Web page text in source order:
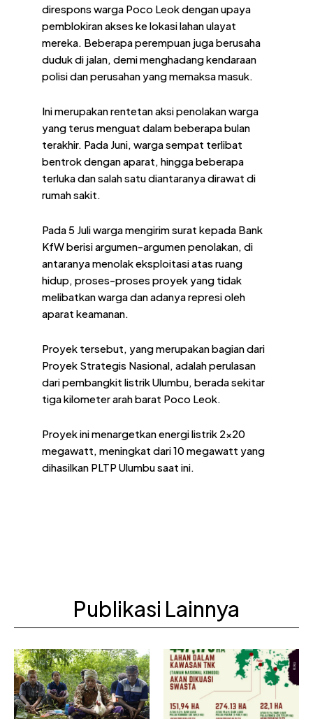
direspons warga Poco Leok dengan upaya
pemblokiran akses ke lokasi lahan ulayat
mereka. Beberapa perempuan juga berusaha
duduk di jalan, demi menghadang kendaraan
polisi dan perusahan yang memaksa masuk.
Ini merupakan rentetan aksi penolakan warga
yang terus menguat dalam beberapa bulan
terakhir. Pada Juni, warga sempat terlibat
bentrok dengan aparat, hingga beberapa
terluka dan salah satu diantaranya dirawat di
rumah sakit.
Pada 5 Juli warga mengirim surat kepada Bank
KfW berisi argumen-argumen penolakan, di
antaranya menolak eksploitasi atas ruang
hidup, proses-proses proyek yang tidak
melibatkan warga dan adanya represi oleh
aparat keamanan.
Proyek tersebut, yang merupakan bagian dari
Proyek Strategis Nasional, adalah perulasan
dari pembangkit listrik Ulumbu, berada sekitar
tiga kilometer arah barat Poco Leok.
Proyek ini menargetkan energi listrik 2×20
megawatt, meningkat dari 10 megawatt yang
dihasilkan PLTP Ulumbu saat ini.
Publikasi Lainnya